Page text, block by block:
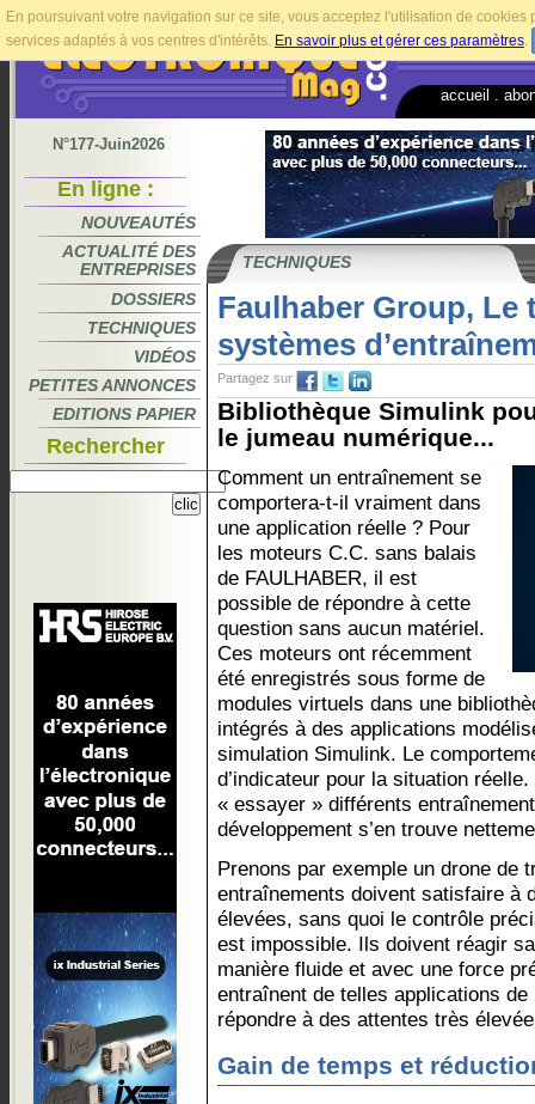
En poursuivant votre navigation sur ce site, vous acceptez l'utilisation de
services adaptés à vos centres d'intérêts. En savoir plus et gérer ces paramètres.
accueil
N°177-Juin2026
En ligne :
NOUVEAUTÉS
ACTUALITÉ DES
ENTREPRISES
DOSSIERS
TECHNIQUES
VIDÉOS
PETITES ANNONCES
EDITIONS PAPIER
Rechercher
TECHNIQUES
Faulhaber Group, Le
systèmes
Partagez sur
Bibliothèque Simulink
le jumeau numérique...
Comment un entraînement se
comportera-t-il vraiment dans
une application réelle ? Pour
les moteurs C.C. sans balais
de FAULHABER, il est
possible de répondre à cette
question sans aucun matériel.
Ces moteurs ont récemment
été enregistrés sous forme de
modules virtuels dans une
intégrés à des applications
simulation Simulink. Le
d’indicateur pour la situation
« essayer » différents
développement s’en trouve
Prenons par exemple un drone de
entraînements doivent satisfaire à
élevées, sans quoi le contrôle
est impossible. Ils doivent réagir
manière fluide et avec une force
entraînent de telles applications
répondre à des attentes très
Gain de temps et